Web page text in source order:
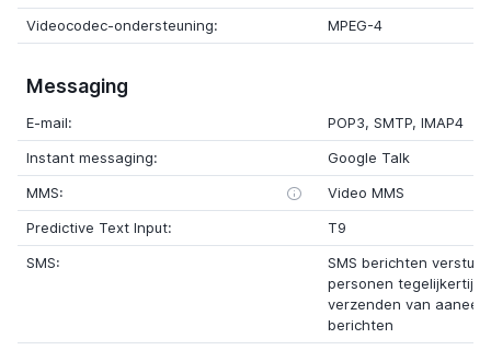
Videocodec-ondersteuning:
MPEG-4
Messaging
E-mail:
POP3, SMTP, IMAP4
Instant messaging:
Google Talk
MMS:
Video MMS
Predictive Text Input:
T9
SMS:
SMS berichten
personen tegelijkertijd,
verzenden van
berichten